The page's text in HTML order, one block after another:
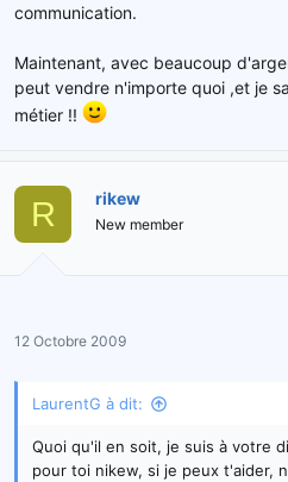
communication.
Maintenant, avec beaucoup
peut vendre n'importe quoi ,et je
métier !!
R rikew
New member
12 Octobre 2009
LaurentG à dit:
Quoi qu'il en soit, je suis à votre
pour toi nikew, si je peux t'aider,